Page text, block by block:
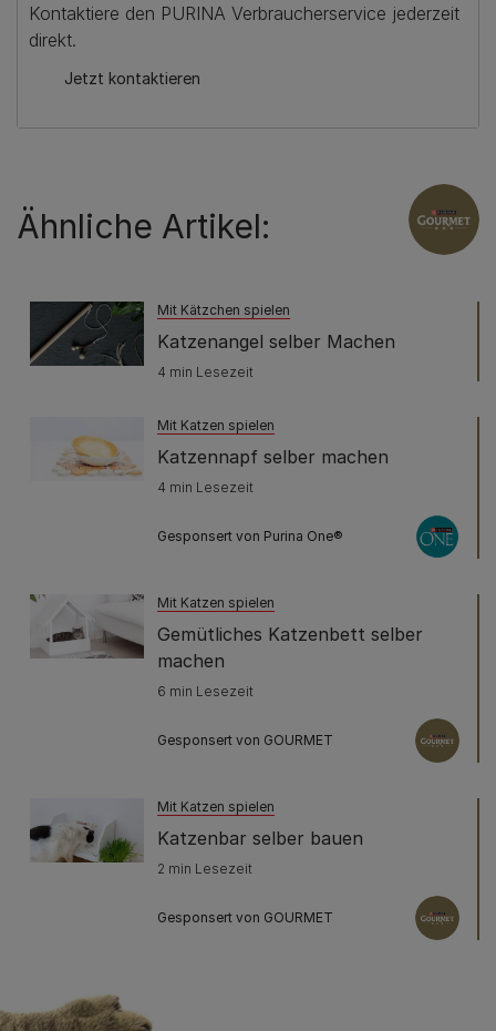
Kontaktiere den PURINA Verbraucherservice jederzeit
direkt.
Jetzt kontaktieren
Ähnliche Artikel:
Mit Kätzchen spielen
Katzenangel selber Machen
4 min Lesezeit
Mit Katzen spielen
Katzennapf selber machen
4 min Lesezeit
Gesponsert von Purina One®
Mit Katzen spielen
Gemütliches Katzenbett selber
machen
6 min Lesezeit
Gesponsert von GOURMET
Mit Katzen spielen
Katzenbar selber bauen
2 min Lesezeit
Gesponsert von GOURMET